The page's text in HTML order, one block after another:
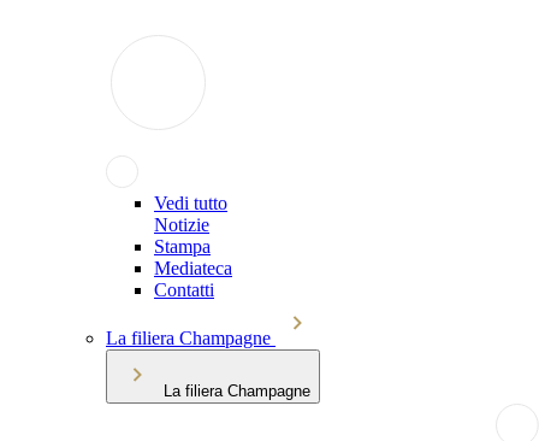
Vedi tutto
Notizie
Stampa
Mediateca
Contatti
La filiera Champagne
La filiera Champagne